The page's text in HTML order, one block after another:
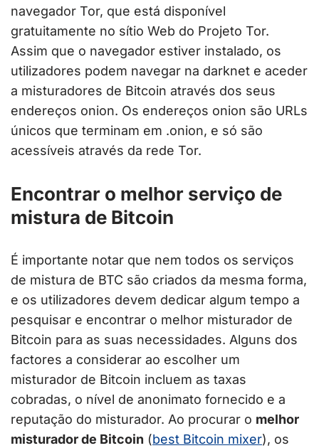
navegador Tor, que está disponível
gratuitamente no sítio Web do Projeto Tor.
Assim que o navegador estiver instalado, os
utilizadores podem navegar na darknet e aceder
a misturadores de Bitcoin através dos seus
endereços onion. Os endereços onion são URLs
únicos que terminam em .onion, e só são
acessíveis através da rede Tor.
Encontrar o melhor serviço de
mistura de Bitcoin
É importante notar que nem todos os serviços
de mistura de BTC são criados da mesma forma,
e os utilizadores devem dedicar algum tempo a
pesquisar e encontrar o melhor misturador de
Bitcoin para as suas necessidades. Alguns dos
factores a considerar ao escolher um
misturador de Bitcoin incluem as taxas
cobradas, o nível de anonimato fornecido e a
reputação do misturador. Ao procurar o melhor
misturador de Bitcoin (best Bitcoin mixer), os